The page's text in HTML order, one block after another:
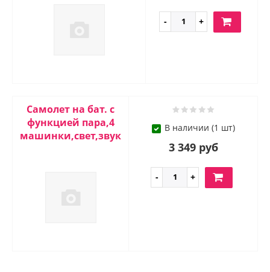
Самолет на бат. с
функцией пара,4
машинки,свет,звук
В наличии (1 шт)
3 349 руб